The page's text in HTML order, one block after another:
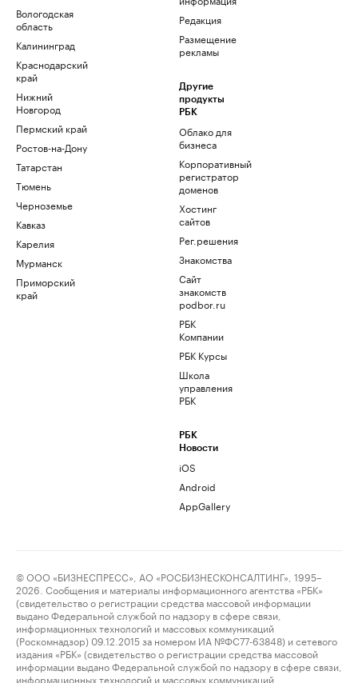
Вологодская
область
Калининград
Краснодарский
край
Нижний
Новгород
Пермский край
Ростов-на-Дону
Татарстан
Тюмень
Черноземье
Кавказ
Карелия
Мурманск
Приморский
край
Редакция
Размещение
рекламы
Другие
продукты
РБК
Облако для
бизнеса
Корпоративный
регистратор
доменов
Хостинг
сайтов
Рег.решения
Знакомства
Сайт
знакомств
podbor.ru
РБК
Компании
РБК Курсы
Школа
управления
РБК
РБК
Новости
iOS
Android
AppGallery
© ООО «БИЗНЕСПРЕСС», АО «РОСБИЗНЕСКОНСАЛТИНГ», 1995–
2026. Сообщения и материалы информационного агентства «РБК»
(свидетельство о регистрации средства массовой информации
выдано Федеральной службой по надзору в сфере связи,
информационных технологий и массовых коммуникаций
(Роскомнадзор) 09.12.2015 за номером ИА №ФС77-63848) и сетевого
издания «РБК» (свидетельство о регистрации средства массовой
информации выдано Федеральной службой по надзору в сфере связи,
информационных технологий и массовых коммуникаций